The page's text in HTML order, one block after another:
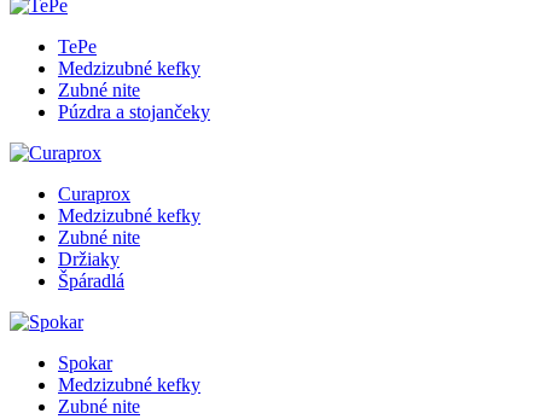
TePe
Medzizubné kefky
Zubné nite
Púzdra a stojančeky
Curaprox
Medzizubné kefky
Zubné nite
Držiaky
Špáradlá
Spokar
Medzizubné kefky
Zubné nite